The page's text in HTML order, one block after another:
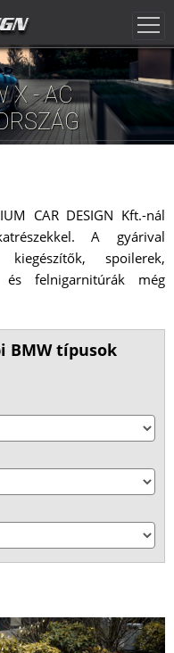
X - AC
CAR DESIGN Kft.-nál
A gyárival
spoilerek,
és felnigarnitúrák még
BMW típusok